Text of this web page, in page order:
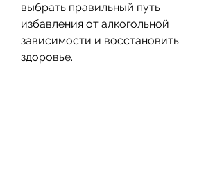
выбрать правильный путь
избавления от алкогольной
зависимости и восстановить
здоровье.